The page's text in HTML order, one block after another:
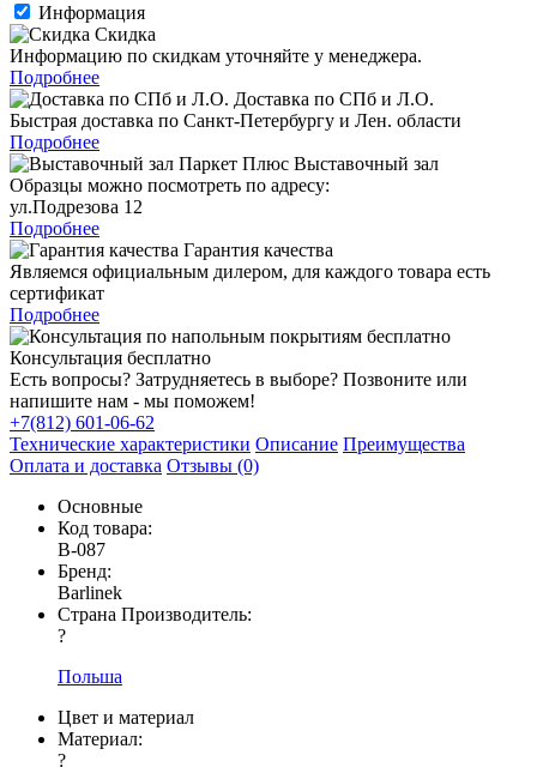
Информация
Скидка
Информацию по скидкам уточняйте у менеджера.
Подробнее
Доставка по СПб и Л.О.
Быстрая доставка по Санкт-Петербургу и Лен. области
Подробнее
Выставочный зал
Образцы можно посмотреть по адресу:
ул.Подрезова 12
Подробнее
Гарантия качества
Являемся официальным дилером, для каждого товара есть
сертификат
Подробнее
Консультация бесплатно
Есть вопросы? Затрудняетесь в выборе? Позвоните или
напишите нам - мы поможем!
+7(812) 601-06-62
Технические характеристики Описание Преимущества
Оплата и доставка Отзывы (0)
Основные
Код товара:
В-087
Бренд:
Barlinek
Страна Производитель:
?
Польша
Цвет и материал
Материал:
?